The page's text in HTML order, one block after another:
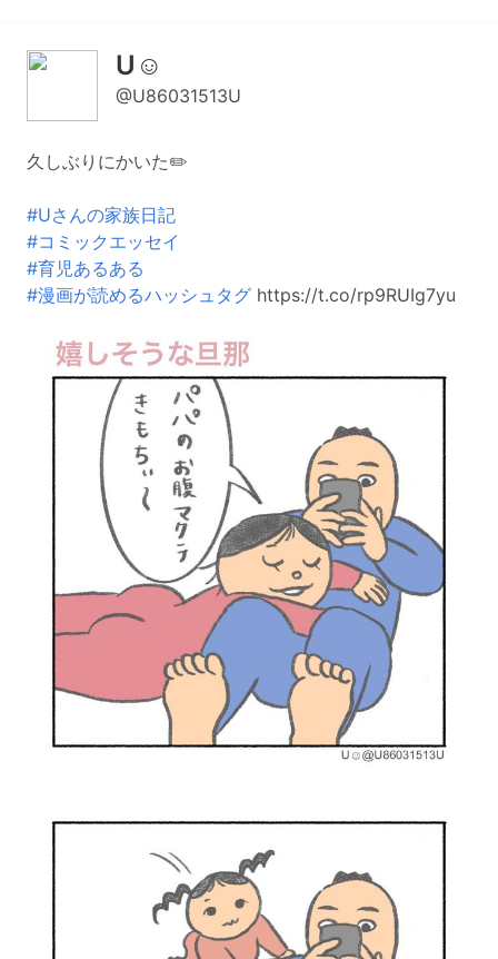
U☺︎
@U86031513U
久しぶりにかいた✏️
#Uさんの家族日記
#コミックエッセイ
#育児あるある
#漫画が読めるハッシュタグ https://t.co/rp9RUIg7yu